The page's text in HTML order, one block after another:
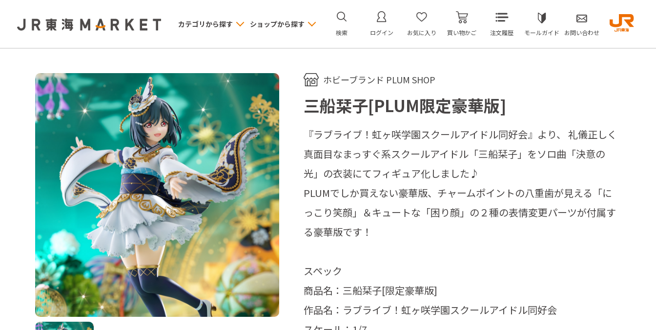
カテゴリから探す ショップから探す
検索 ログイン お気に入り 買い物かご 注文履歴 モールガイド お問い合わせ
ホビーブランド PLUM SHOP
三船栞子[PLUM限定豪華版]
『ラブライブ！虹ヶ咲学園スクールアイドル同好会』より、 礼儀正しく
真面目なまっすぐ系スクールアイドル「三船栞子」をソロ曲「決意の
光」の衣装にてフィギュア化しました♪
PLUMでしか買えない豪華版、チャームポイントの八重歯が見える「に
っこり笑顔」＆キュートな「困り顔」の２種の表情変更パーツが付属す
る豪華版です！
スペック
商品名：三船栞子[限定豪華版]
作品名：ラブライブ！虹ヶ咲学園スクールアイドル同好会